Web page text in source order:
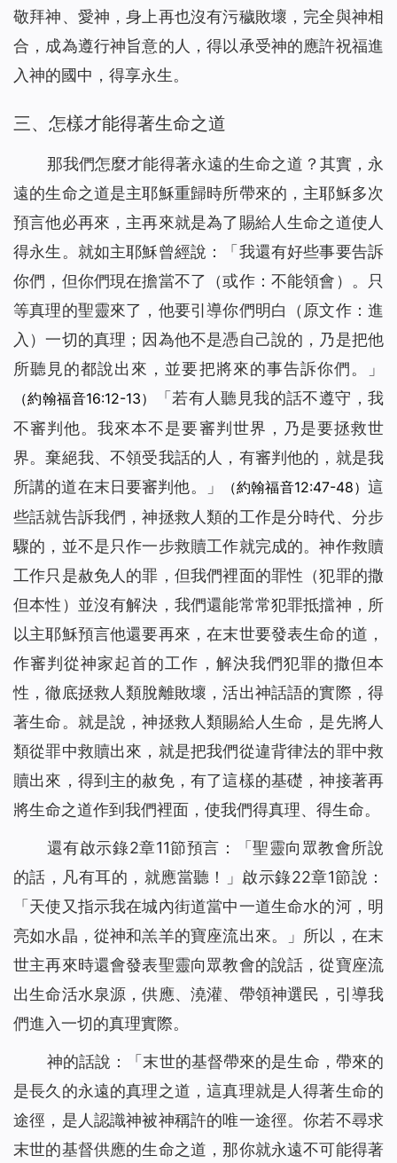
敬拜神、愛神，身上再也沒有污穢敗壞，完全與神相
合，成為遵行神旨意的人，得以承受神的應許祝福進
入神的國中，得享永生。
三、怎樣才能得著生命之道
那我們怎麼才能得著永遠的生命之道？其實，永
遠的生命之道是主耶穌重歸時所帶來的，主耶穌多次
預言他必再來，主再來就是為了賜給人生命之道使人
得永生。就如主耶穌曾經說：「 我還有好些事要告訴
你們，但你們現在擔當不了
（或作：不能領會）
。只
等真理的聖靈來了，他要引導你們明白
（原文作：進
入）一切的真理；因為他不是憑自己說的，乃是把他
所聽見的都說出來，並要把將來的事告訴你們。
」
（約翰福音16:12-13） 「 若有人聽見我的話不遵守，我
不審判他。我來本不是要審判世界，乃是要拯救世
界。棄絕我、不領受我話的人，有審判他的，就是我
所講的道在末日要審判他。
」 （約翰福音12:47-48）這
些話就告訴我們，神拯救人類的工作是分時代、分步
驟的，並不是只作一步救贖工作就完成的。神作救贖
工作只是赦免人的罪，但我們裡面的罪性（犯罪的撒
但本性）並沒有解決，我們還能常常犯罪抵擋神，所
以主耶穌預言他還要再來，在末世要發表生命的道，
作審判從神家起首的工作，解決我們犯罪的撒但本
性，徹底拯救人類脫離敗壞，活出神話語的實際，得
著生命。就是說，神拯救人類賜給人生命，是先將人
類從罪中救贖出來，就是把我們從違背律法的罪中救
贖出來，得到主的赦免，有了這樣的基礎，神接著再
將生命之道作到我們裡面，使我們得真理、得生命。
還有啟示錄2章11節預言：「聖靈向眾教會所說
的話，凡有耳的，就應當聽！
」啟示錄22章1節說：
「 天使又指示我在城內街道當中一道生命水的河，明
亮如水晶，從神和羔羊的寶座流出來。
」所以，在末
世主再來時還會發表聖靈向眾教會的說話，從寶座流
出生命活水泉源，供應、澆灌、帶領神選民，引導我
們進入一切的真理實際。
神的話說：「 末世的基督帶來的是生命，帶來的
是長久的永遠的真理之道，這真理就是人得著生命的
途徑，是人認識神被神稱許的唯一途徑。你若不尋求
末世的基督供應的生命之道，那你就永遠不可能得著